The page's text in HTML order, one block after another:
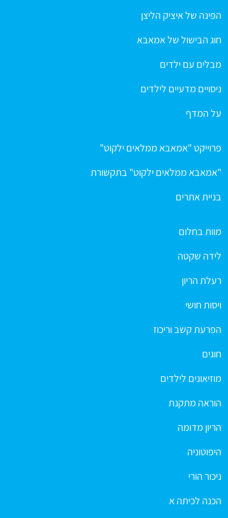
הפינה של איציק הליצן
חוג הבישול של אמאבא
מבלים עם ילדים
ניסויים מדעיים לילדים
על המדף
פרוייקט "אמאבא ממלאים ילקוט"
"אמאבא ממלאים ילקוט" בתקשורת
בניית אתרים
מוות בחלום
לידה שקטה
רעלת הריון
ויסות חושי
הפרעת קשב וריכוז
חוגים
מוזיאונים לילדים
הוראה מתקנת
הריון מדומה
היפוטוניה
ניכור הורי
הכנה לכיתה א